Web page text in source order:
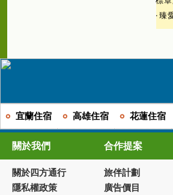
‧臻
宜蘭住宿 高雄住宿 花蓮住宿